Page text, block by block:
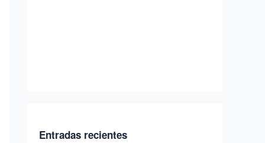
Entradas recientes